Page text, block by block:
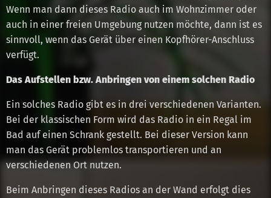
Wenn man dann dieses Radio auch im Wohnzimmer oder
auch in einer freien Umgebung nutzen möchte, dann ist es
sinnvoll, wenn das Gerät über einen Kopfhörer-Anschluss
verfügt.
Das Aufstellen bzw. Anbringen von einem solchen Radio
Ein solches Radio gibt es in drei verschiedenen Varianten.
Bei der klassischen Form wird das Radio in ein Regal im
Bad auf einen Schrank gestellt. Bei dieser Version kann
man das Gerät problemlos transportieren und an
verschiedenen Ort nutzen.
Beim Anbringen dieses Radios an der Wand erfolgt dies